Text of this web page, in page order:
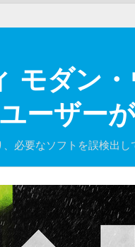
モダン
ーザー
必要なソフトを誤検出し